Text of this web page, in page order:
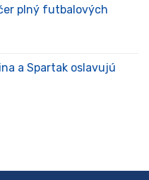
plný futbalových
a Spartak oslavujú